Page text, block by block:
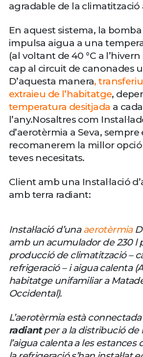
agradable de la climatització
En aquest sistema, la
impulsa aigua a una
(al voltant de 40 °C a l’hivern i
cap al circuit de canonades
D’aquesta manera,
extraieu de l’habitatge,
temperatura desitjada a
l’any.Nosaltres com
d’aerotèrmia a Seva, sempre
recomanerem la millor
teves necesitats.
Client amb una Instal·lació
amb terra radiant:
Instal·lació d’unaaerotèrmia
amb un acumulador de 230 l
producció de climatització –
refrigeració – i aigua calenta
habitatge unifamiliar a
Occidental).
L’aerotèrmia està
radiantper a la distribució de
l’aigua calenta a les estances